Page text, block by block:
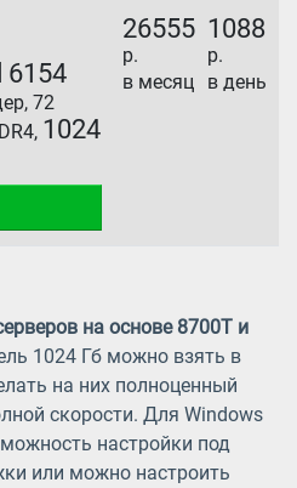
6154
72
1024
26555
р.
в месяц
1088
р.
в день
на основе 8700T и
1024 Гб можно взять в
на них полноценный
скорости. Для Windows
настройки под
или можно настроить